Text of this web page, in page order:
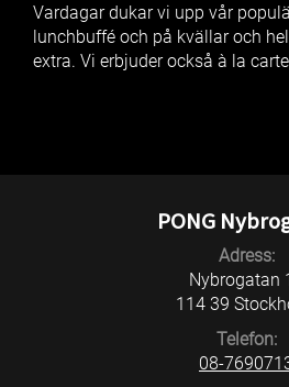
Vardagar dukar vi upp vår
lunchbuffé och på kvällar och
extra. Vi erbjuder också à la
PONG
Adress:
Nybrogatan
114 39
Telefon:
08-